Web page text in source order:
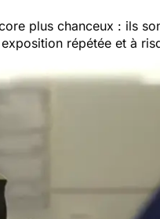
plus chanceux : ils
répétée et à